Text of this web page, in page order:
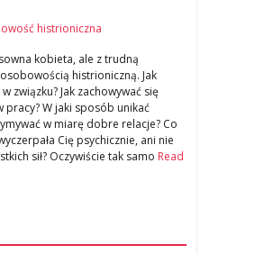
kobieta, ale z trudną
histrioniczną. Jak
związku? Jak zachowywać się
pracy? W jaki sposób unikać
w miarę dobre relacje? Co
Cię psychicznie, ani nie
sił? Oczywiście tak samo Read